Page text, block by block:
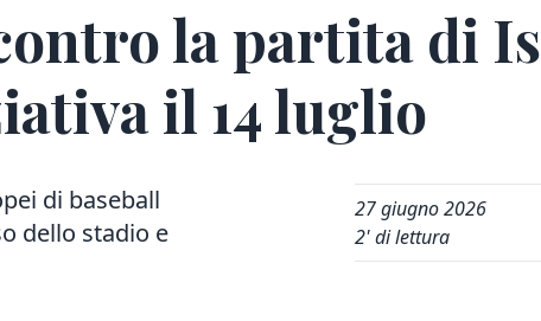
la partita di
il 14 luglio
di baseball
dello stadio e
27 giugno 2026
2' di lettura